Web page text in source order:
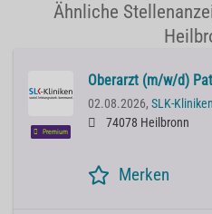
Ähnliche
Premium
Oberarzt (m/w/d)
02.08.2026, SLK-
74078 Heilbronn
Merken